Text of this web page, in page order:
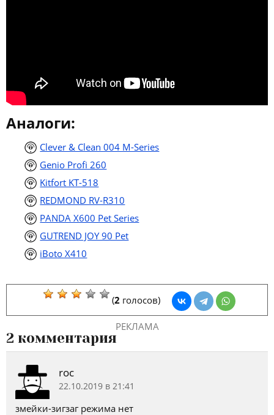
Аналоги:
Clever & Clean 004 M-Series
Genio Profi 260
Kitfort KT-518
REDMOND RV-R310
PANDA X600 Pet Series
GUTREND JOY 90 Pet
iBoto X410
(2 голосов)
РЕКЛАМА
2 комментария
roc
22.10.2019 в 21:41
змейки-зигзаг режима нет